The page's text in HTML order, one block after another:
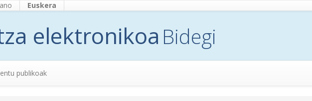
Euskera
elektronikoa Bidegi
publikoak